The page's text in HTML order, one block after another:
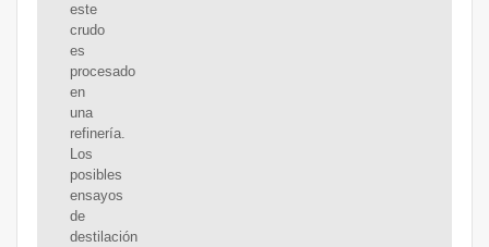
este
crudo
es
procesado
en
una
refinería.
Los
posibles
ensayos
de
destilación